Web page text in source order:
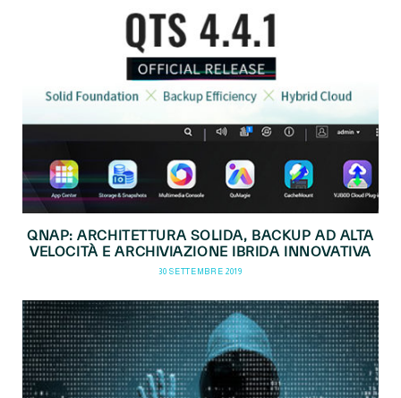
QNAP: ARCHITETTURA SOLIDA, BACKUP AD ALTA
VELOCITÀ E ARCHIVIAZIONE IBRIDA INNOVATIVA
30 SETTEMBRE 2019